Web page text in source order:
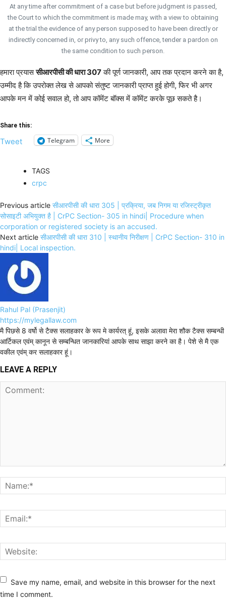
At any time after commitment of a case but before judgment is passed,
the Court to which the commitment is made may, with a view to obtaining
at the trial the evidence of any person supposed to have been directly or
indirectly concerned in, or privy to, any such offence, tender a pardon on
the same condition to such person.
हमारा प्रयाससीआरपीसी की धारा 307की पूर्ण जानकारी, आप तक प्रदान करने का है,
उम्मीद है कि उपरोक्त लेख से आपको संतुष्ट जानकारी प्राप्त हुई होगी, फिर भी अगर
आपके मन में कोई सवाल हो, तो आप कॉमेंट बॉक्स में कॉमेंट करके पूछ सकते है।
Share this:
Tweet Telegram More
TAGS
crpc
Previous article सीआरपीसी की धारा 305 | प्रक्रिया, जब निगम या रजिस्ट्रीकृत
सोसाइटी अभियुक्त है | CrPC Section- 305 in hindi| Procedure when
corporation or registered society is an accused.
Next article सीआरपीसी की धारा 310 | स्थानीय निरीक्षण | CrPC Section- 310 in
hindi| Local inspection.
Rahul Pal (Prasenjit)
https://mylegallaw.com
मै पिछसे 8 वर्षो से टैक्स सलाहकार के रूप मे कार्यरत् हूं, इसके अलावा मेरा शौक टैक्स सम्बन्धी
आर्टिकल एवंम् कानून से सम्बन्धित जानकारियां आपके साथ साझा करने का है। पेशे से मै एक
वकील एवंम् कर सलाहकार हूं।
LEAVE A REPLY
Save my name, email, and website in this browser for the next
time I comment.